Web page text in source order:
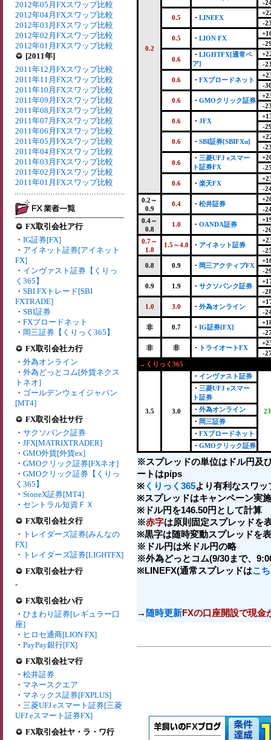
2012年05月FXスワップ比較
2012年04月FXスワップ比較
2012年03月FXスワップ比較
2012年02月FXスワップ比較
2012年01月FXスワップ比較
[2011年]
2011年12月FXスワップ比較
2011年11月FXスワップ比較
2011年10月FXスワップ比較
2011年09月FXスワップ比較
2011年08月FXスワップ比較
2011年07月FXスワップ比較
2011年06月FXスワップ比較
2011年05月FXスワップ比較
2011年04月FXスワップ比較
2011年03月FXスワップ比較
2011年02月FXスワップ比較
2011年01月FXスワップ比較
FX取引会社ア行
・ IG証券[FX]
・ アイネット証券[アイネット
FX]
・ インヴァスト証券【くりっ
く365】
・ SBI FXトレード[SBI
FXTRADE]
・ SBI証券
・ FXブロードネット
・ 岡三証券【くりっく365】
FX取引会社カ行
・ 外為オンライン
・ 外為どっとコム[外貨ネクス
トネオ]
・ ゴールデンウェイジャパン
[MT4]
FX取引会社サ行
・ サクソバンク証券
・ JFX[MATRIXTRADER]
・ GMO外貨[外貨ex]
・ GMOクリック証券[FXネオ]
・ GMOクリック証券【くりっ
く365】
・ StoneX証券[MT4]
・ セントラル短資ＦＸ
FX取引会社タ行
・ トレイダーズ証券[みんなの
FX]
・ トレイダーズ証券[LIGHTFX]
FX取引会社ナ行
-
FX取引会社ハ行
・ ひまわり証券[レギュラー口
座]
・ ヒロセ通商[LION FX]
・ PayPay銀行[FX]
FX取引会社マ行
・ 松井証券
・ マネースクエア
・ マネックス証券[FXPLUS]
・ 三菱UFJ eスマート証券[三菱
UFJ eスマート証券FX]
FX取引会社ヤ・ラ・ワ行
0.2
-
0.5 ・ LINEFX
-
0.5 ・ LION FX
-
0.6
・ LIGHTFX[通常ペ
ア]
-
0.6 ・ FXブロードネット
-
0.6 ・ GMOクリック証券
-
0.6 ・ JFX
-
0.6 ・ SBI証券[SBIFXα]
-
0.6
・ 三菱UFJ eスマー
ト証券FX
-
0.6 ・ 楽天FX
-
0.2～
0.9
0.4 ・ 松井証券
-
0.4～
0.8
1.0 ・ OANDA証券
-
0.7～
1.8
1.5～4.0 ・ アイネット証券
-
0.8 0.9 ・ 岡三アクティブFX
-
0.9 1.9 ・ サクソバンク証券
-
1.0 3.0 ・ 外為オンライン
-
非 0.7 ・ IG証券[FX]
-
非 非 ・ トライオートFX
-
→くりっく365
3.5 3.0
・ インヴァスト証券
・ 三菱UFJ eスマー
ト証券
・ 外為オンライン
・ 岡三証券
・ FXブロードネット
・ GMOクリック証券
※スプレッドの単位はドル円及
ートはpips
※ くりっく365より有利なスワ
※スプレッドはキャンペーン実
※ドル円を146.50円として計算
※赤字は原則固定スプレッドを
※黒字は随時変動スプレッドを
※ドル円は米ドル円の略
※外為どっとコム(9/30まで、
※LINEFX(通常スプレッドはこ
→ 随時更新FXの口座開設で現金